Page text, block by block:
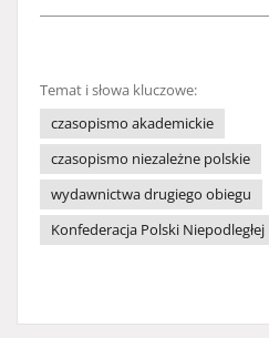
Temat i słowa kluczowe:
czasopismo akademickie
czasopismo niezależne polskie
wydawnictwa drugiego obiegu
Konfederacja Polski Niepodległej